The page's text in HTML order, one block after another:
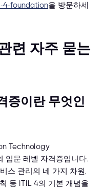
foundation을 방문하세
련 자주 묻는
증이란 무엇인
Technology
입문 레벨 자격증입니다.
스 관리의 네 가지 차원,
등 ITIL 4의 기본 개념을